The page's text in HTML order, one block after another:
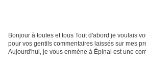
Bonjour à toutes et tous Tout d'abord je voulais
pour vos gentils commentaires laissés sur mes
Aujourd'hui, je vous enmène à Épinal est une